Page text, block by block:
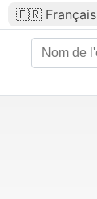
🇫🇷 Français